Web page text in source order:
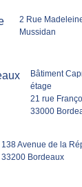
2 Rue
Mussidan
Bâtiment
étage
21 rue
33000
138 Avenue de la
33200 Bordeaux